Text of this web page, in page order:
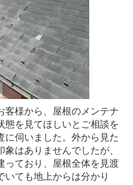
客様から、屋根のメンテナ
態を見てほしいとご相談を
に伺いました。外から見た
はありませんでしたが、
っており、屋根全体を見渡
いても地上からは分かり